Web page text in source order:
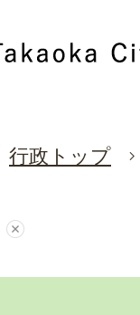
行政トップ